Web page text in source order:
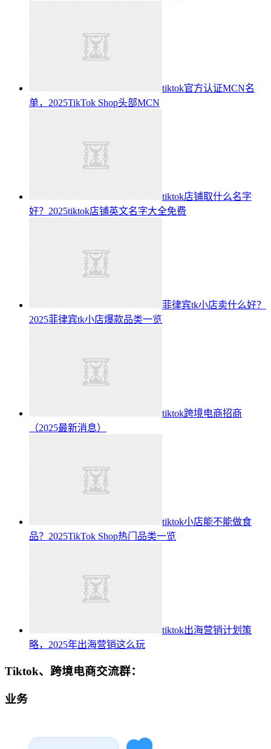
tiktok官方认证MCN名
单，2025TikTok Shop头部MCN
tiktok店铺取什么名字
好？2025tiktok店铺英文名字大全免费
菲律宾tk小店卖什么好？
2025菲律宾tk小店爆款品类一览
tiktok跨境电商招商
（2025最新消息）
tiktok小店能不能做食
品？2025TikTok Shop热门品类一览
tiktok出海营销计划策
略，2025年出海营销这么玩
Tiktok、跨境电商交流群：
业务